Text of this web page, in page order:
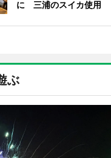
に 三浦のスイカ使用
ぶ